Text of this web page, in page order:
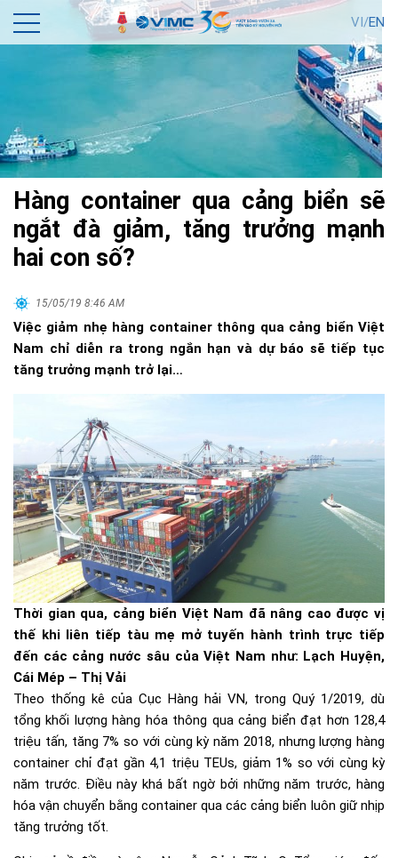
VI/EN
Hàng container qua cảng biển sẽ
ngắt đà giảm, tăng trưởng mạnh
hai con số?
15/05/19 8:46 AM
Việc giảm nhẹ hàng container thông qua cảng biển Việt
Nam chỉ diễn ra trong ngắn hạn và dự báo sẽ tiếp tục
tăng trưởng mạnh trở lại…
Thời gian qua, cảng biển Việt Nam đã nâng cao được vị
thế khi liên tiếp tàu mẹ mở tuyến hành trình trực tiếp
đến các cảng nước sâu của Việt Nam như: Lạch Huyện,
Cái Mép – Thị Vải
Theo thống kê của Cục Hàng hải VN, trong Quý 1/2019, dù
tổng khối lượng hàng hóa thông qua cảng biển đạt hơn 128,4
triệu tấn, tăng 7% so với cùng kỳ năm 2018, nhưng lượng hàng
container chỉ đạt gần 4,1 triệu TEUs, giảm 1% so với cùng kỳ
năm trước. Điều này khá bất ngờ bởi những năm trước, hàng
hóa vận chuyển bằng container qua các cảng biển luôn giữ nhịp
tăng trưởng tốt.